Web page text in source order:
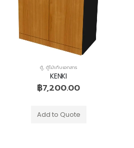
ตู้, ตู้ไม้เก็บเอกสาร
KENKI
฿7,200.00
Add to Quote